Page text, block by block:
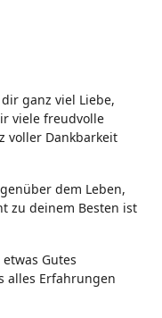
ganz viel Liebe,
viele freudvolle
voller Dankbarkeit
dem Leben,
zu deinem Besten ist
Gutes
alles Erfahrungen